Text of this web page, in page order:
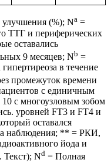
улучшения (%); Na =
ТТГ и периферических
оставались
9 месяцев; Nb =
в течение
промежуток времени
с единичным
с многоузловым зобом
уровней FT3 и FT4 и
оставался
наблюдения; ** = РКИ,
йода и
Текст); Nd = Полная